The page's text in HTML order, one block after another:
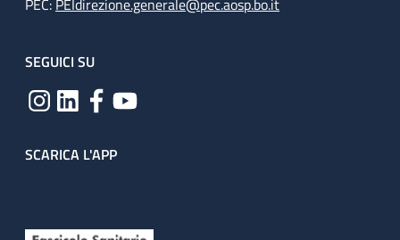
PEC: PEIdirezione.generale@pec.aosp.bo.it
SEGUICI SU
SCARICA L'APP